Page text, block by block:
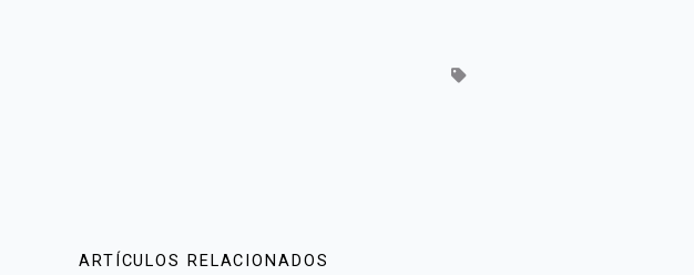
ARTÍCULOS RELACIONADOS